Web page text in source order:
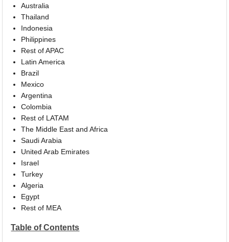
Australia
Thailand
Indonesia
Philippines
Rest of APAC
Latin America
Brazil
Mexico
Argentina
Colombia
Rest of LATAM
The Middle East and Africa
Saudi Arabia
United Arab Emirates
Israel
Turkey
Algeria
Egypt
Rest of MEA
Table of Contents